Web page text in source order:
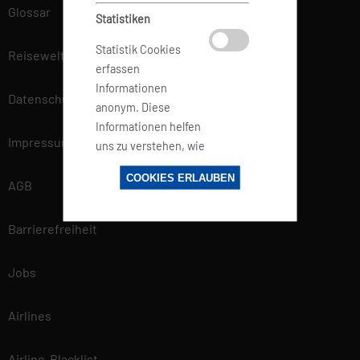
Statistiken
Statistik Cookies
erfassen
Informationen
anonym. Diese
Informationen helfen
uns zu verstehen, wie
unsere Besucher
unsere Website
COOKIES ERLAUBEN
Glossar
Reisewelt
Datenschutz
Impressum
AGB
Barrierefreiheit
Jobs
Airlines